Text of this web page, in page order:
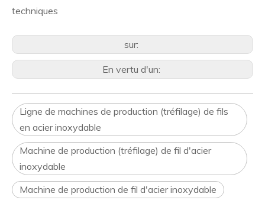
techniques
sur:
En vertu d'un:
Ligne de machines de production (tréfilage) de fils
en acier inoxydable
Machine de production (tréfilage) de fil d'acier
inoxydable
Machine de production de fil d'acier inoxydable